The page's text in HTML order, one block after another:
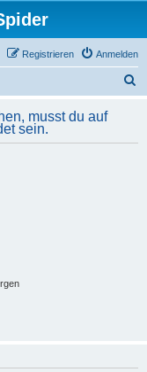
Anmelden
Registrieren
h
musst du auf
sein.